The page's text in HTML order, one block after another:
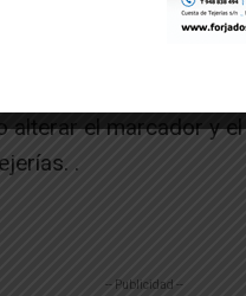
destacando un
agresión de Juan
del Valtierrano que
alterar el marcador y
.
-- Publicidad --